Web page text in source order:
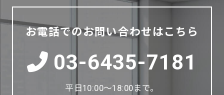
お電話でのお問い合わせはこちら
03-6435-7181
平日10:00～18:00まで。